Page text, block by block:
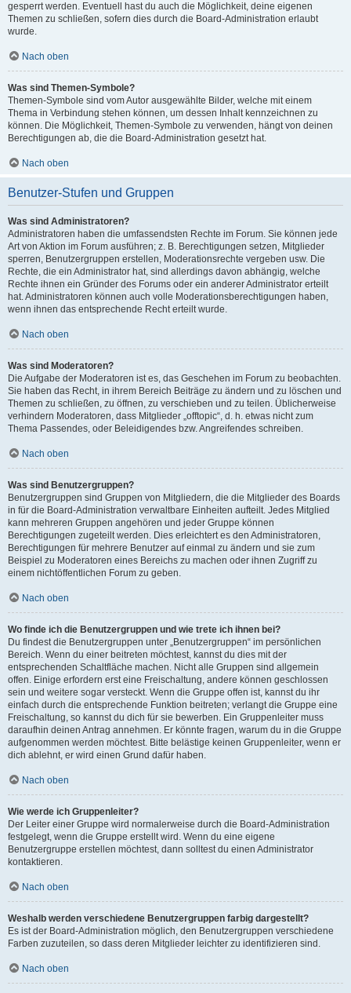
gesperrt werden. Eventuell hast du auch die Möglichkeit, deine eigenen
Themen zu schließen, sofern dies durch die Board-Administration erlaubt
wurde.
Nach oben
Was sind Themen-Symbole?
Themen-Symbole sind vom Autor ausgewählte Bilder, welche mit einem
Thema in Verbindung stehen können, um dessen Inhalt kennzeichnen zu
können. Die Möglichkeit, Themen-Symbole zu verwenden, hängt von deinen
Berechtigungen ab, die die Board-Administration gesetzt hat.
Nach oben
Benutzer-Stufen und Gruppen
Was sind Administratoren?
Administratoren haben die umfassendsten Rechte im Forum. Sie können jede
Art von Aktion im Forum ausführen; z. B. Berechtigungen setzen, Mitglieder
sperren, Benutzergruppen erstellen, Moderationsrechte vergeben usw. Die
Rechte, die ein Administrator hat, sind allerdings davon abhängig, welche
Rechte ihnen ein Gründer des Forums oder ein anderer Administrator erteilt
hat. Administratoren können auch volle Moderationsberechtigungen haben,
wenn ihnen das entsprechende Recht erteilt wurde.
Nach oben
Was sind Moderatoren?
Die Aufgabe der Moderatoren ist es, das Geschehen im Forum zu beobachten.
Sie haben das Recht, in ihrem Bereich Beiträge zu ändern und zu löschen und
Themen zu schließen, zu öffnen, zu verschieben und zu teilen. Üblicherweise
verhindern Moderatoren, dass Mitglieder „offtopic“, d. h. etwas nicht zum
Thema Passendes, oder Beleidigendes bzw. Angreifendes schreiben.
Nach oben
Was sind Benutzergruppen?
Benutzergruppen sind Gruppen von Mitgliedern, die die Mitglieder des Boards
in für die Board-Administration verwaltbare Einheiten aufteilt. Jedes Mitglied
kann mehreren Gruppen angehören und jeder Gruppe können
Berechtigungen zugeteilt werden. Dies erleichtert es den Administratoren,
Berechtigungen für mehrere Benutzer auf einmal zu ändern und sie zum
Beispiel zu Moderatoren eines Bereichs zu machen oder ihnen Zugriff zu
einem nichtöffentlichen Forum zu geben.
Nach oben
Wo finde ich die Benutzergruppen und wie trete ich ihnen bei?
Du findest die Benutzergruppen unter „Benutzergruppen“ im persönlichen
Bereich. Wenn du einer beitreten möchtest, kannst du dies mit der
entsprechenden Schaltfläche machen. Nicht alle Gruppen sind allgemein
offen. Einige erfordern erst eine Freischaltung, andere können geschlossen
sein und weitere sogar versteckt. Wenn die Gruppe offen ist, kannst du ihr
einfach durch die entsprechende Funktion beitreten; verlangt die Gruppe eine
Freischaltung, so kannst du dich für sie bewerben. Ein Gruppenleiter muss
daraufhin deinen Antrag annehmen. Er könnte fragen, warum du in die Gruppe
aufgenommen werden möchtest. Bitte belästige keinen Gruppenleiter, wenn er
dich ablehnt, er wird einen Grund dafür haben.
Nach oben
Wie werde ich Gruppenleiter?
Der Leiter einer Gruppe wird normalerweise durch die Board-Administration
festgelegt, wenn die Gruppe erstellt wird. Wenn du eine eigene
Benutzergruppe erstellen möchtest, dann solltest du einen Administrator
kontaktieren.
Nach oben
Weshalb werden verschiedene Benutzergruppen farbig dargestellt?
Es ist der Board-Administration möglich, den Benutzergruppen verschiedene
Farben zuzuteilen, so dass deren Mitglieder leichter zu identifizieren sind.
Nach oben